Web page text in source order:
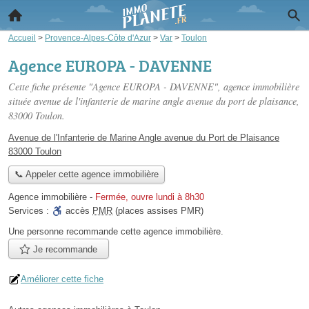
Accueil > Provence-Alpes-Côte d'Azur > Var > Toulon
Agence EUROPA - DAVENNE
Cette fiche présente "Agence EUROPA - DAVENNE", agence immobilière
située avenue de l'infanterie de marine angle avenue du port de plaisance,
83000 Toulon.
Avenue de l'Infanterie de Marine Angle avenue du Port de Plaisance
83000 Toulon
📞 Appeler cette agence immobilière
Agence immobilière - Fermée, ouvre lundi à 8h30
Services :
accès PMR (places assises PMR)
Une personne recommande cette agence immobilière.
Je recommande
Améliorer cette fiche